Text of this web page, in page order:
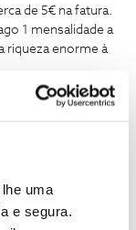
uma
e segura.
de 5€ na fatura.
1 mensalidade a
riqueza enorme à
por 5€ de uma